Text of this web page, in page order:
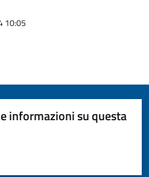
10:05
informazioni su questa
su 5
5